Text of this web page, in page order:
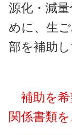
源化・減
めに、生
部を補助し
補助を
関係書類